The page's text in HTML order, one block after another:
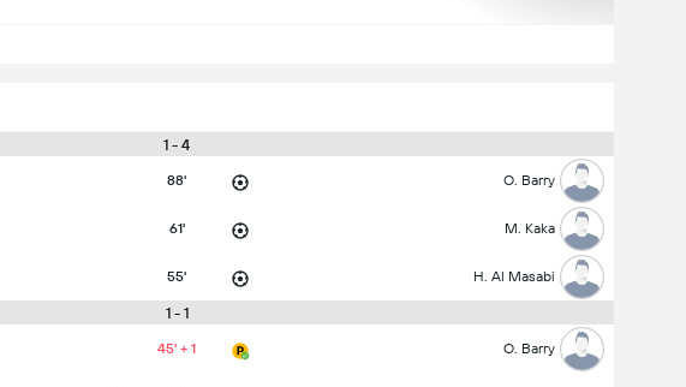
1 - 4
88' O. Barry
61' M. Kaka
55' H. Al Masabi
1 - 1
45' + 1 O. Barry